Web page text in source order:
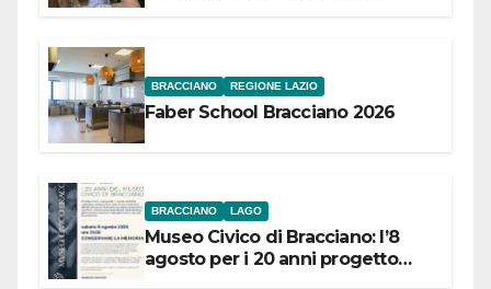
BRACCIANO REGIONE LAZIO
Faber School Bracciano 2026
BRACCIANO LAGO
Museo Civico di Bracciano: l’8
agosto per i 20 anni progetto